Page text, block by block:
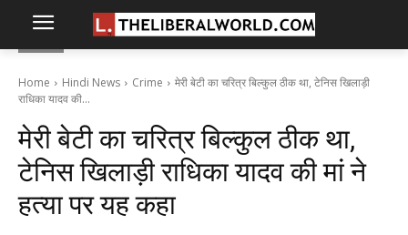
Home Hindi News Crime
मेरी बेटी का चरित्र बिल्कुल ठीक था, टेनिस खिलाड़ी
राधिका यादव की...
मेरी बेटी का चरित्र बिल्कुल ठीक था,
टेनिस खिलाड़ी राधिका यादव की मां ने
हत्या पर यह कहा